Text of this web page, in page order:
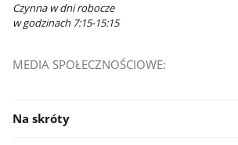
Czynna w dni robocze
w godzinach 7:15-15:15
MEDIA SPOŁECZNOŚCIOWE:
Na skróty